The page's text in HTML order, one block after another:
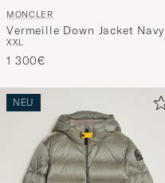
MONCLER
Vermeille Down Jacket Navy
XXL
1 300€
NEU